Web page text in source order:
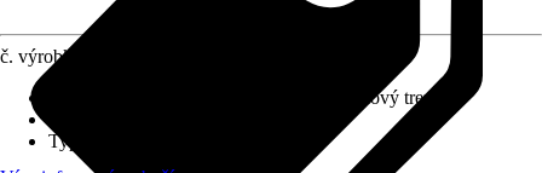
č. výrobku
Trezor, Nábytkový trezor, Stěnový trezor
Typ zámku